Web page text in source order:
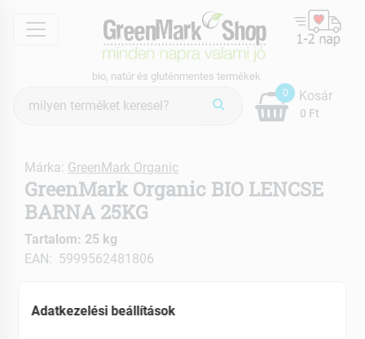
menu
bio, natúr és gluténmentes termékek
keresés
0
0 Ft
Kosár
Márka: GreenMark Organic
GreenMark Organic BIO LENCSE
BARNA 25KG
Tartalom: 25 kg
EAN: 5999562481806
Adatkezelési beállítások